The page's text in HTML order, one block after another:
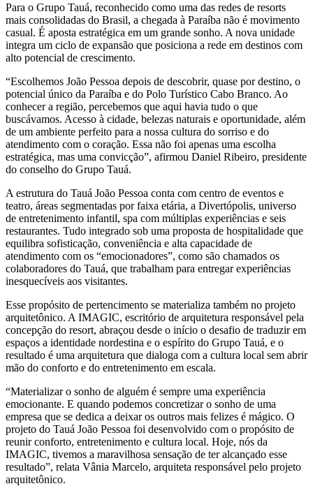
Para o Grupo Tauá, reconhecido como uma das redes de resorts
mais consolidadas do Brasil, a chegada à Paraíba não é movimento
casual. É aposta estratégica em um grande sonho. A nova unidade
integra um ciclo de expansão que posiciona a rede em destinos com
alto potencial de crescimento.
“Escolhemos João Pessoa depois de descobrir, quase por destino, o
potencial único da Paraíba e do Polo Turístico Cabo Branco. Ao
conhecer a região, percebemos que aqui havia tudo o que
buscávamos. Acesso à cidade, belezas naturais e oportunidade, além
de um ambiente perfeito para a nossa cultura do sorriso e do
atendimento com o coração. Essa não foi apenas uma escolha
estratégica, mas uma convicção”, afirmou Daniel Ribeiro, presidente
do conselho do Grupo Tauá.
A estrutura do Tauá João Pessoa conta com centro de eventos e
teatro, áreas segmentadas por faixa etária, a Divertópolis, universo
de entretenimento infantil, spa com múltiplas experiências e seis
restaurantes. Tudo integrado sob uma proposta de hospitalidade que
equilibra sofisticação, conveniência e alta capacidade de
atendimento com os “emocionadores”, como são chamados os
colaboradores do Tauá, que trabalham para entregar experiências
inesquecíveis aos visitantes.
Esse propósito de pertencimento se materializa também no projeto
arquitetônico. A IMAGIC, escritório de arquitetura responsável pela
concepção do resort, abraçou desde o início o desafio de traduzir em
espaços a identidade nordestina e o espírito do Grupo Tauá, e o
resultado é uma arquitetura que dialoga com a cultura local sem abrir
mão do conforto e do entretenimento em escala.
“Materializar o sonho de alguém é sempre uma experiência
emocionante. E quando podemos concretizar o sonho de uma
empresa que se dedica a deixar os outros mais felizes é mágico. O
projeto do Tauá João Pessoa foi desenvolvido com o propósito de
reunir conforto, entretenimento e cultura local. Hoje, nós da
IMAGIC, tivemos a maravilhosa sensação de ter alcançado esse
resultado”, relata Vânia Marcelo, arquiteta responsável pelo projeto
arquitetônico.